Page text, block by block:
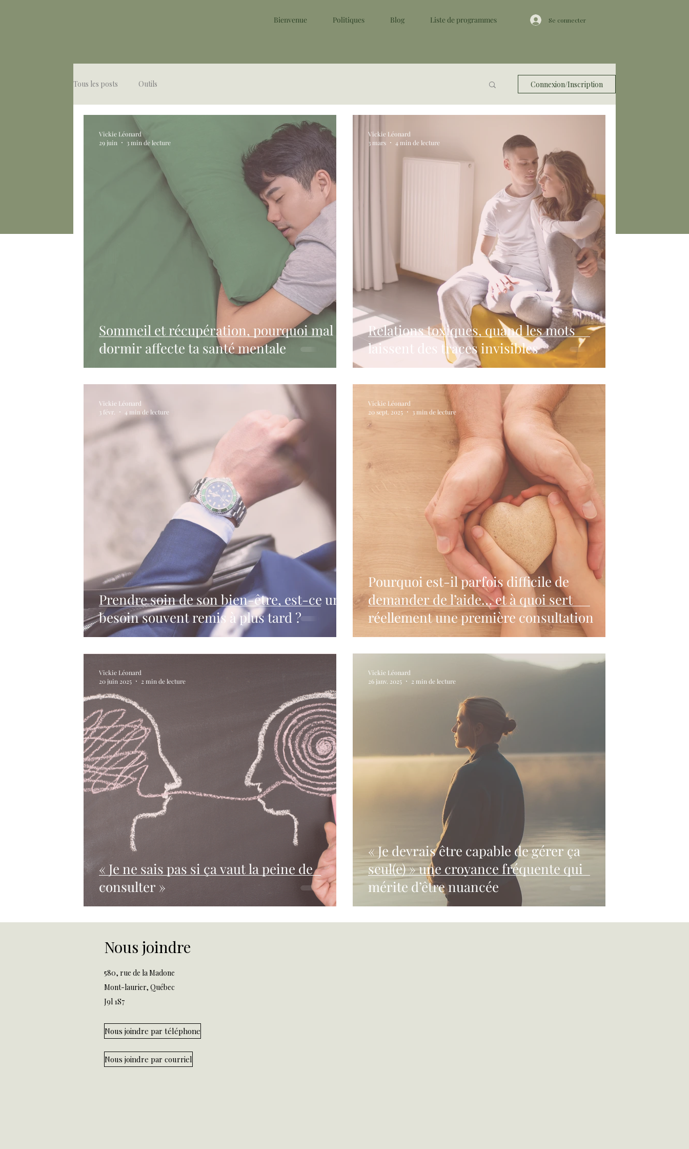
Bienvenue Politiques Blog Liste de programmes Se connecter
Tous les posts Outils Connexion/Inscription
Sommeil et récupération, pourquoi mal
dormir affecte ta santé mentale
Vickie Léonard
29 juin
3 min de lecture
Relations toxiques, quand les mots
laissent des traces invisibles
Vickie Léonard
3 mars
4 min de lecture
Prendre soin de son bien-être, est-ce un
besoin souvent remis à plus tard ?
Vickie Léonard
3 févr.
4 min de lecture
Pourquoi est-il parfois difficile de
demander de l’aide… et à quoi sert
réellement une première consultation
Vickie Léonard
20 sept. 2025
3 min de lecture
« Je ne sais pas si ça vaut la peine de
consulter »
Vickie Léonard
20 juin 2025
2 min de lecture
« Je devrais être capable de gérer ça
seul(e) » une croyance fréquente qui
mérite d’être nuancée
Vickie Léonard
26 janv. 2025
2 min de lecture
Nous joindre
580, rue de la Madone
Mont-laurier, Québec
J9l 1S7
Nous joindre par téléphone
Nous joindre par courriel